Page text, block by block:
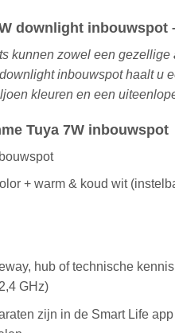
downlight
kunnen zowel een
inbouwspot haalt u
kleuren en een
Tuya 7W inbouwspot
+ warm & koud wit
hub of technische
GHz)
zijn in de Smart Life